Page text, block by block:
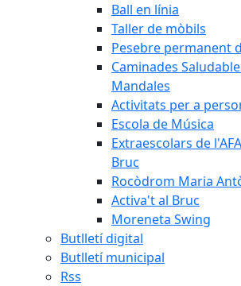
Ball en línia
Taller de mòbils
Pesebre permanent
Caminades
Mandales
Activitats per a
Escola de Música
Extraescolars de
Bruc
Rocòdrom Maria
Activa't al Bruc
Moreneta Swing
Butlletí digital
Butlletí municipal
Rss